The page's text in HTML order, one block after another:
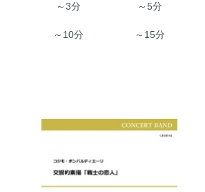
～3分 ～5分
～10分 ～15分